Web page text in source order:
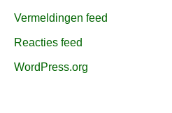
Vermeldingen feed
Reacties feed
WordPress.org